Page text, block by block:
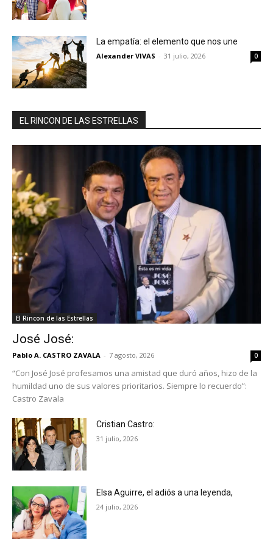
La empatía: el elemento que nos une
Alexander VIVAS - 31 julio, 2026 0
EL RINCON DE LAS ESTRELLAS
El Rincon de las Estrellas
José José:
Pablo A. CASTRO ZAVALA - 7 agosto, 2026 0
“Con José José profesamos una amistad que duró años, hizo de la
humildad uno de sus valores prioritarios. Siempre lo recuerdo”:
Castro Zavala
Cristian Castro:
31 julio, 2026
Elsa Aguirre, el adiós a una leyenda,
24 julio, 2026